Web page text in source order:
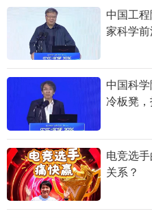
中国工
家科学
中国科
冷板凳
电竞选
关系？